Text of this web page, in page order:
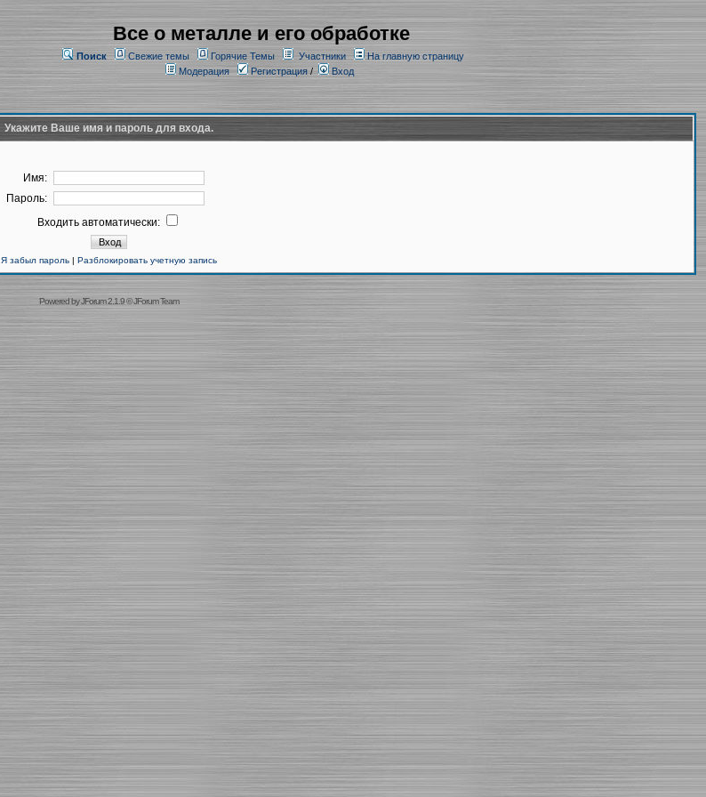
Все о металле и его обработке
Поиск Свежие темы Горячие Темы Участники
На главную страницу
Модерация
Регистрация/ Вход
Укажите Ваше имя и пароль для входа.
Имя:
Пароль:
Входить автоматически:
Я забыл пароль| Разблокировать учетную запись
Powered byJForum 2.1.9©JForum Team